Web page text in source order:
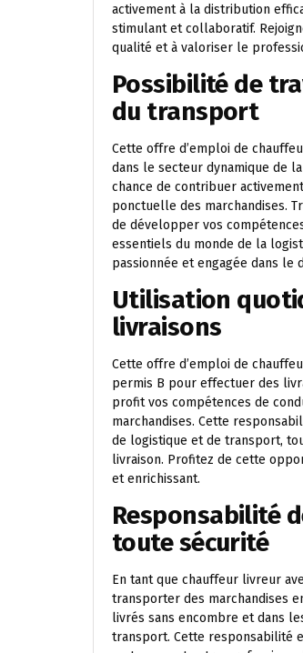
activement à la distribution
stimulant et collaboratif.
qualité et à valoriser le
Possibilité de
du transport
Cette offre d’emploi de
dans le secteur dynamique de
chance de contribuer
ponctuelle des marchandises.
de développer vos
essentiels du monde de la
passionnée et engagée dans le
Utilisation
livraisons
Cette offre d’emploi de
permis B pour effectuer des
profit vos compétences de
marchandises. Cette
de logistique et de transport,
livraison. Profitez de cette
et enrichissant.
Responsabilité
toute sécurité
En tant que chauffeur livreur
transporter des marchandises
livrés sans encombre et dans
transport. Cette responsabilité